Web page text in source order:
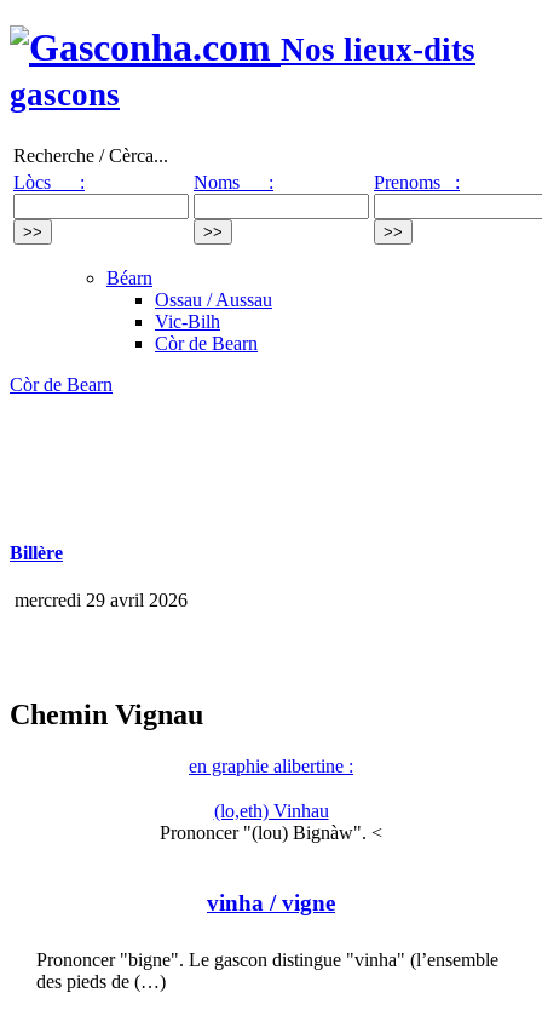
Nos lieux-dits
gascons
Recherche / Cèrca...
Lòcs :
Noms : Prenoms :
Béarn
Ossau / Aussau
Vic-Bilh
Còr de Bearn
Còr de Bearn
Billère
mercredi 29 avril 2026
Chemin Vignau
en graphie alibertine :
(lo,eth) Vinhau
Prononcer "(lou) Bignàw". <
vinha / vigne
Prononcer "bigne". Le gascon distingue "vinha" (l’ensemble
des pieds de (…)